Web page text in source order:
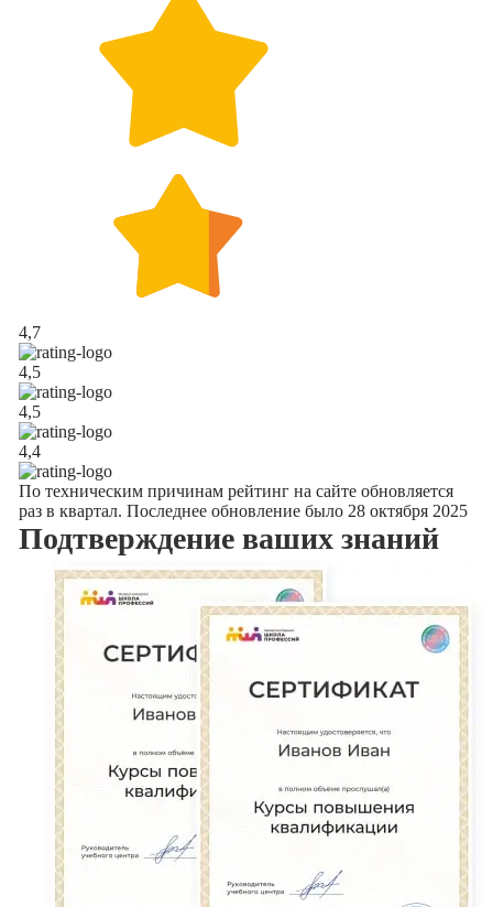
4,7
4,5
4,5
4,4
По техническим причинам рейтинг на сайте обновляется
раз в квартал. Последнее обновление было 28 октября 2025
Подтверждение ваших знаний